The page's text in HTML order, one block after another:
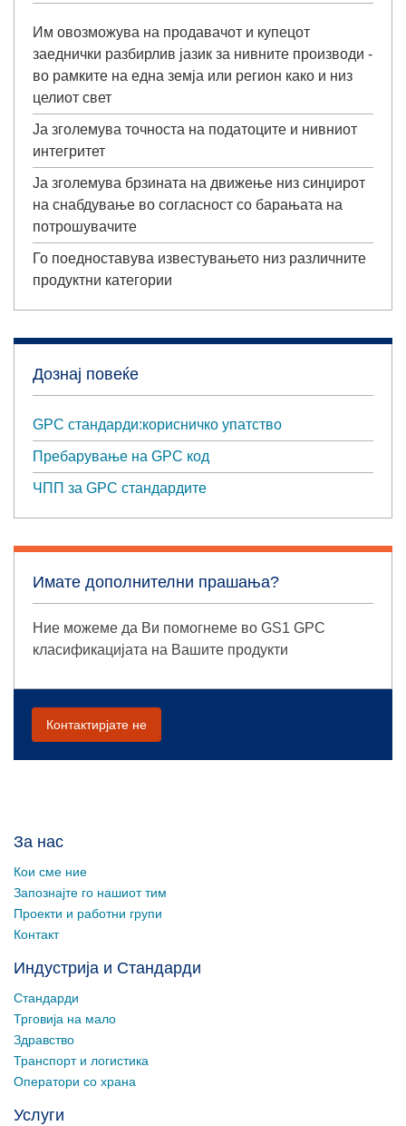
Им овозможува на продавачот и купецот
заеднички разбирлив јазик за нивните производи -
во рамките на една земја или регион како и низ
целиот свет
Ја зголемува точноста на податоците и нивниот
интегритет
Ја зголемува брзината на движење низ синџирот
на снабдување во согласност со барањата на
потрошувачите
Го поедноставува известувањето низ различните
продуктни категории
Дознај повеќе
GPC стандарди:корисничко упатство
Пребарување на GPC код
ЧПП за GPC стандардите
Имате дополнителни прашања?
Ние можеме да Ви помогнеме во GS1 GPC
класификацијата на Вашите продукти
Контактирјате не
За нас
Кои сме ние
Запознајте го нашиот тим
Проекти и работни групи
Контакт
Индустрија и Стандарди
Стандарди
Трговија на мало
Здравство
Транспорт и логистика
Оператори со храна
Услуги